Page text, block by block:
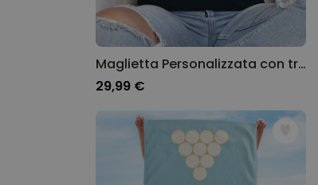
Maglietta Personalizzata con tre Foto e un Testo
29,99 €